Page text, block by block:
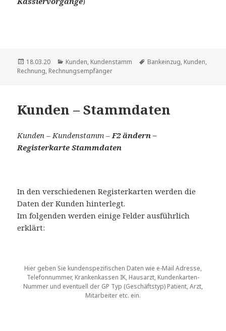
Veröffentlicht
am
18.03.20 Kategorien
Kunden, Kundenstamm Schlagwörter
Bankeinzug, Kunden,
Rechnung, Rechnungsempfänger
Kunden – Stammdaten
Kunden – Kundenstamm– F2 ändern –
Registerkarte Stammdaten
In den verschiedenen Registerkarten werden die
Daten der Kunden hinterlegt.
Im folgenden werden einige Felder ausführlich
erklärt:
Hier geben Sie kundenspezifischen Daten wie e-Mail Adresse,
Telefonnummer, Krankenkassen IK, Hausarzt, Kundenkarten-
Nummer und eventuell der GP Typ (Geschäftstyp) Patient, Arzt,
Mitarbeiter etc. ein.